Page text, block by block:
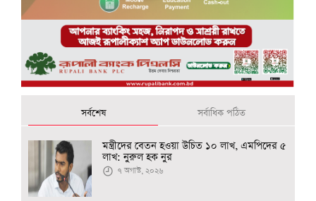
সর্বশেষ সর্বাধিক পঠিত
মন্ত্রীদের বেতন হওয়া উচিত ১০ লাখ, এমপিদের ৫
লাখ: নুরুল হক নুর
৭ অগাস্ট, ২০২৬